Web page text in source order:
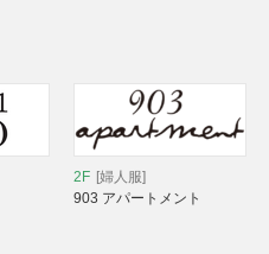
2F [婦人服]
903 アパートメント